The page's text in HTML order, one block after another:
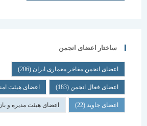
ساختار اعضای انجمن
اعضای انجمن مفاخر معماری ایران (206)
اعضای فعال انجمن(183) اعضای هیئت امنا(42)
اعضای جاوید(22) اعضای هیئت مدیره و بازرسان(7)